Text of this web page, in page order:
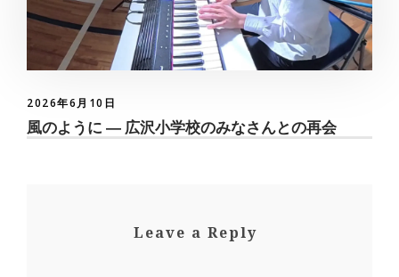
2026年6月10日
風のように ― 広沢小学校のみなさんとの再会
Leave a Reply